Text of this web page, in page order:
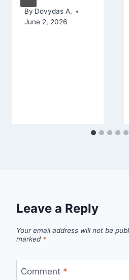
By Dovydas A.
June 2, 2026
Leave a Reply
Your email address will not be
marked *
Comment *